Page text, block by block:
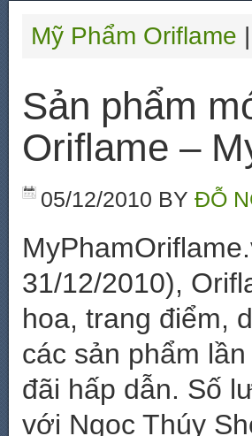
Mỹ Phẩm Oriflame |
Sản phẩm
Oriflame –
05/12/2010 BY ĐỖ
31/12/2010),
hoa, trang điểm,
các sản phẩm
đãi hấp dẫn. Số
với Ngọc Thúy